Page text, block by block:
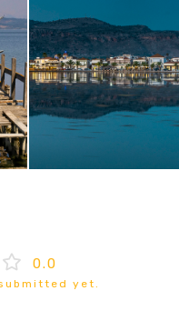
0.0
yet.